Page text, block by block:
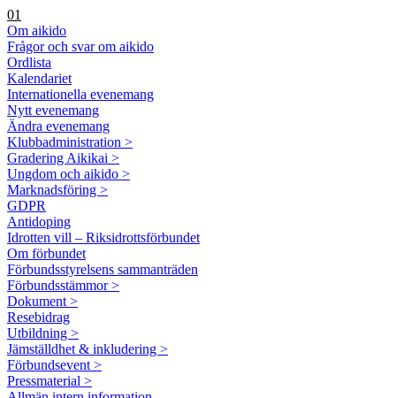
01
Om aikido
Frågor och svar om aikido
Ordlista
Kalendariet
Internationella evenemang
Nytt evenemang
Ändra evenemang
Klubbadministration >
Gradering Aikikai >
Ungdom och aikido >
Marknadsföring >
GDPR
Antidoping
Idrotten vill – Riksidrottsförbundet
Om förbundet
Förbundsstyrelsens sammanträden
Förbundsstämmor >
Dokument >
Resebidrag
Utbildning >
Jämställdhet & inkludering >
Förbundsevent >
Pressmaterial >